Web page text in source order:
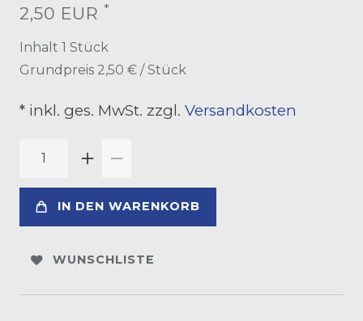
2,50 EUR *
Inhalt 1 Stück
Grundpreis 2,50 € / Stück
* inkl. ges. MwSt. zzgl. Versandkosten
IN DEN WARENKORB
WUNSCHLISTE